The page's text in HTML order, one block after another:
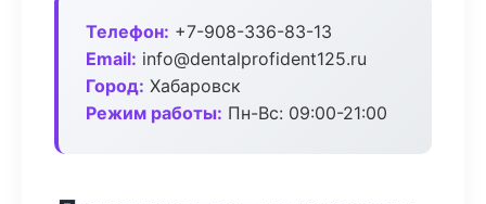
Телефон: +7-908-336-83-13
Email: info@dentalprofident125.ru
Город: Хабаровск
Режим работы: Пн-Вс: 09:00-21:00